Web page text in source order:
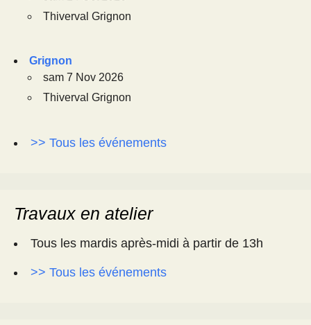
Thiverval Grignon
Grignon
sam 7 Nov 2026
Thiverval Grignon
>> Tous les événements
Travaux en atelier
Tous les mardis après-midi à partir de 13h
>> Tous les événements